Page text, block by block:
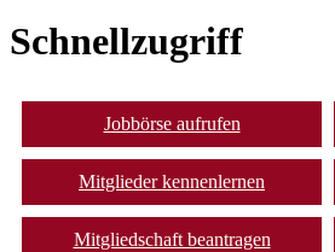
Schnellzugriff
Jobbörse aufrufen
Mitglieder kennenlernen
Mitgliedschaft beantragen